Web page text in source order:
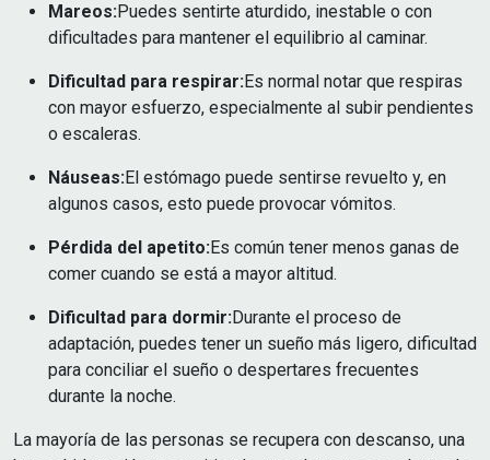
Mareos:Puedes sentirte aturdido, inestable o con
dificultades para mantener el equilibrio al caminar.
Dificultad para respirar:Es normal notar que respiras
con mayor esfuerzo, especialmente al subir pendientes
o escaleras.
Náuseas:El estómago puede sentirse revuelto y, en
algunos casos, esto puede provocar vómitos.
Pérdida del apetito:Es común tener menos ganas de
comer cuando se está a mayor altitud.
Dificultad para dormir:Durante el proceso de
adaptación, puedes tener un sueño más ligero, dificultad
para conciliar el sueño o despertares frecuentes
durante la noche.
La mayoría de las personas se recupera con descanso, una